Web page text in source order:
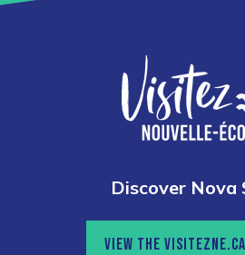
Discover Nova
VIEW THE